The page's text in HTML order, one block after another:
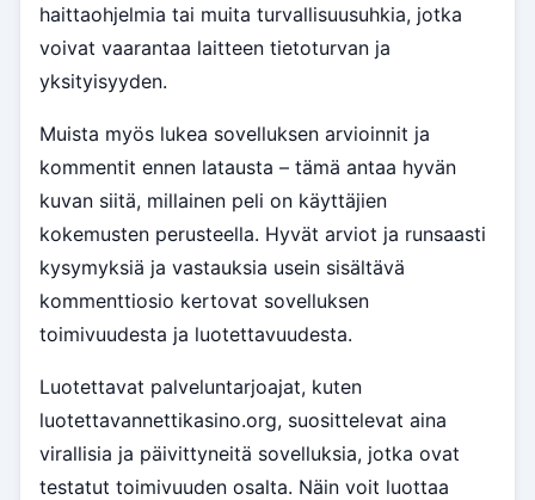
haittaohjelmia tai muita turvallisuusuhkia, jotka
voivat vaarantaa laitteen tietoturvan ja
yksityisyyden.
Muista myös lukea sovelluksen arvioinnit ja
kommentit ennen latausta – tämä antaa hyvän
kuvan siitä, millainen peli on käyttäjien
kokemusten perusteella. Hyvät arviot ja runsaasti
kysymyksiä ja vastauksia usein sisältävä
kommenttiosio kertovat sovelluksen
toimivuudesta ja luotettavuudesta.
Luotettavat palveluntarjoajat, kuten
luotettavannettikasino.org, suosittelevat aina
virallisia ja päivittyneitä sovelluksia, jotka ovat
testatut toimivuuden osalta. Näin voit luottaa